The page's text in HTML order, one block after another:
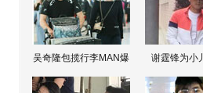
吴奇隆包揽行李MAN爆 谢霆锋为小